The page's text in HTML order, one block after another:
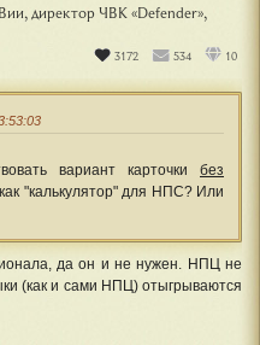
директор ЧВК «Defender»,
3172 534 10
вариант карточки без
"калькулятор" для НПС? Или
да он и не нужен. НПЦ не
(как и сами НПЦ) отыгрываются